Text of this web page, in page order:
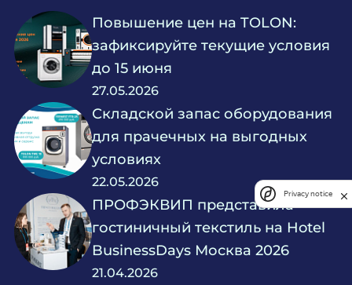
Повышение цен на TOLON:
зафиксируйте текущие условия
до 15 июня
27.05.2026
Складской запас оборудования
для прачечных на выгодных
условиях
22.05.2026
ПРОФЭКВИП представила
гостиничный текстиль на Hotel
BusinessDays Москва 2026
21.04.2026
Privacy notice